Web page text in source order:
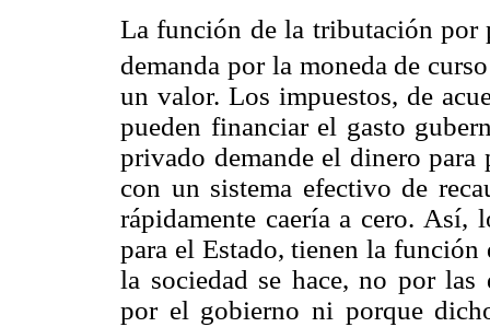
La función de la tributación por
demanda por la moneda de
un valor. Los impuestos, de
pueden financiar el gasto
privado demande el dinero
con un sistema efectivo de
rápidamente caería a cero. Así,
para el Estado, tienen la función
la sociedad se hace, no por las
por el gobierno ni porque